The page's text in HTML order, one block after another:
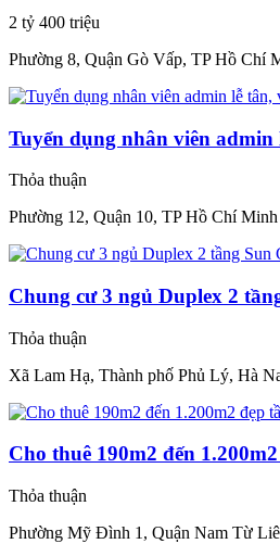
2 tỷ 400 triệu
Phường 8, Quận Gò Vấp, TP Hồ Chí
Tuyển dụng nhân viên admin
Thỏa thuận
Phường 12, Quận 10, TP Hồ Chí Minh
Chung cư 3 ngủ Duplex 2
Thỏa thuận
Xã Lam Hạ, Thành phố Phủ Lý, Hà
Cho thuê 190m2 đến
Thỏa thuận
Phường Mỹ Đình 1, Quận Nam Từ